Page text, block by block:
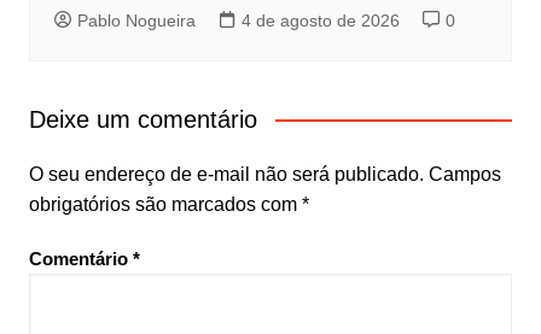
Pablo Nogueira 4 de agosto de 2026 0
Deixe um comentário
O seu endereço de e-mail não será publicado. Campos
obrigatórios são marcados com *
Comentário *